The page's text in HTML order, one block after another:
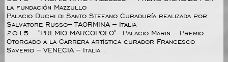
la fundación Mazzullo
Palacio Duchi di Santo Stefano Curaduría realizada por
Salvatore Russo– TAORMINA – Italia
2015 – "PREMIO MARCOPOLO"– Palacio Marin – Premio
Otorgado a la Carrera artística curador Francesco
Saverio – VENECIA – Italia .